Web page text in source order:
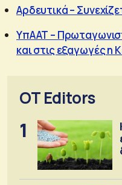
Αρδευτικά –
ΥπΑΑΤ –
και στις εξαγωγές η
OT Editors
1